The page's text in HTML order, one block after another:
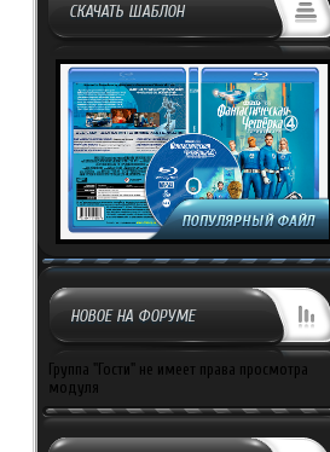
СКАЧАТЬ ШАБЛОН
НОВОЕ НА ФОРУМЕ
Группа "Гости" не имеет права просмотра
модуля